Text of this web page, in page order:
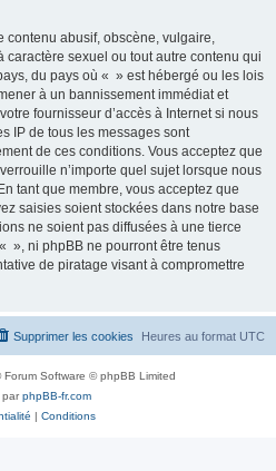
contenu abusif, obscène, vulgaire,
caractère sexuel ou tout autre contenu qui
du pays où « » est hébergé ou les lois
à un bannissement immédiat et
fournisseur d’accès à Internet si nous
IP de tous les messages sont
de ces conditions. Vous acceptez que
n’importe quel sujet lorsque nous
tant que membre, vous acceptez que
saisies soient stockées dans notre base
ne soient pas diffusées à une tierce
», ni phpBB ne pourront être tenus
de piratage visant à compromettre
Heures au format UTC
Supprimer les cookies
Forum Software © phpBB Limited
parphpBB-fr.com
| Conditions